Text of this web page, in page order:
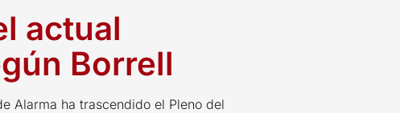
actual
Borrell
Alarma ha trascendido el Pleno del